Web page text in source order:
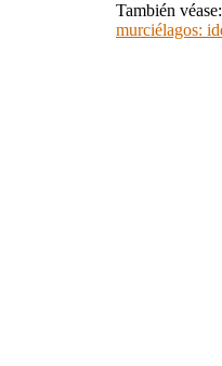
También
murciélagos: